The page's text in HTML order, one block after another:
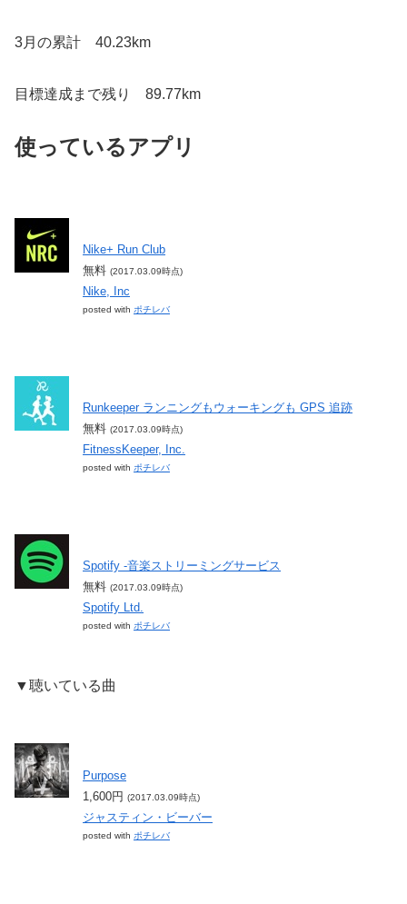
3月の累計 40.23km
目標達成まで残り 89.77km
使っているアプリ
Nike+ Run Club
無料 (2017.03.09時点)
Nike, Inc
posted with ポチレバ
Runkeeper ランニングもウォーキングも GPS 追跡
無料 (2017.03.09時点)
FitnessKeeper, Inc.
posted with ポチレバ
Spotify -音楽ストリーミングサービス
無料 (2017.03.09時点)
Spotify Ltd.
posted with ポチレバ
▼聴いている曲
Purpose
1,600円 (2017.03.09時点)
ジャスティン・ビーバー
posted with ポチレバ